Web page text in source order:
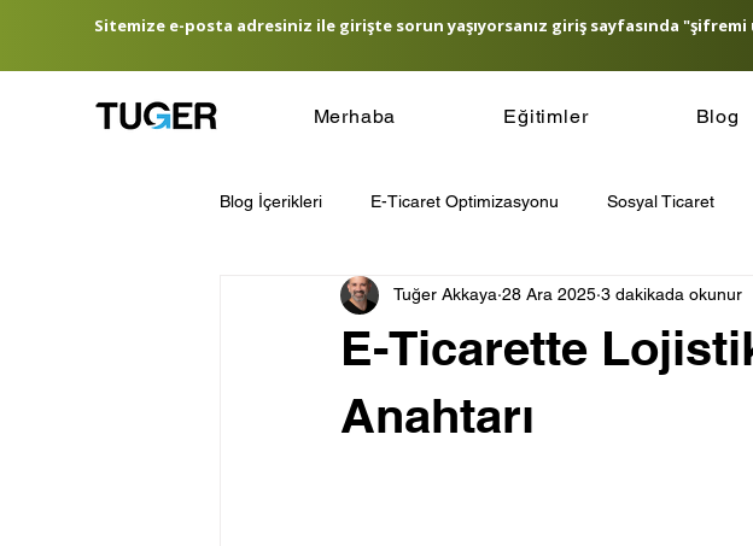
Sitemize e-posta adresiniz ile girişte sorun yaşıyorsanız giriş sayfasında
Merhaba Eğitimler Blog
Blog İçerikleri E-Ticaret Optimizasyonu Sosyal Ticaret
E-Ticaret Lojistik Yönetimi E-Ticaret Güvenliği E-
Hedef Kitle Belirleme
E-Ticarette
Anahtarı
Tuğer Akkaya 28 Ara 2025 3 dakikada okunur